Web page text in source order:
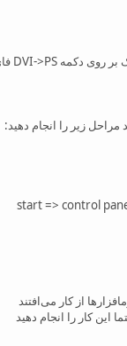
start => control
از کار می‌افتند